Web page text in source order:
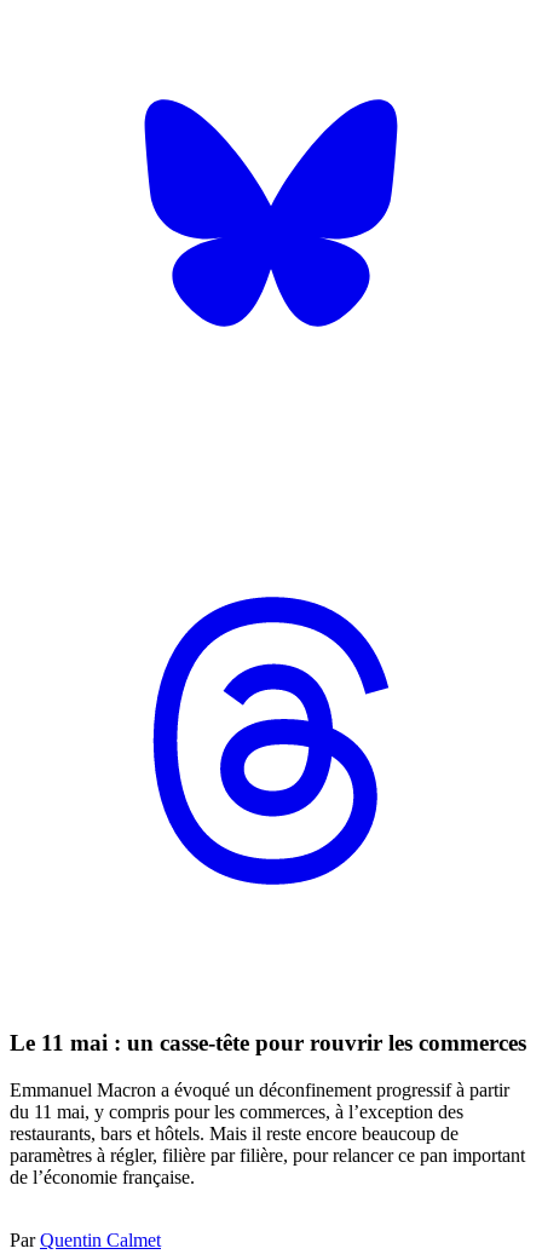
Le 11 mai : un casse-tête pour rouvrir les commerces
Emmanuel Macron a évoqué un déconfinement progressif à partir
du 11 mai, y compris pour les commerces, à l’exception des
restaurants, bars et hôtels. Mais il reste encore beaucoup de
paramètres à régler, filière par filière, pour relancer ce pan important
de l’économie française.
ParQuentin Calmet